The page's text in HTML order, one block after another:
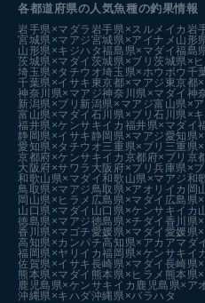
各都道府県の人気魚種の釣果情報
岩手県×マダラ 岩手県×スルメイカ 岩
宮城県×マアジ宮城県×アイナメ 山形
山形県×キジハタ福島県×マダイ福島
茨城県×マダイ 茨城県×ブリ茨城県×
埼玉県×タチウオ埼玉県×ホウボウ 千
千葉県×イサキ 東京都×マアジ 東京都
神奈川県×マアジ神奈川県×マダイ 神
新潟県×ブリ 新潟県×マアジ富山県×
富山県×マダイ 石川県×ブリ石川県×
福井県×ケンサキイカ 福井県×マダイ
静岡県×イサキ静岡県×マアジ愛知県
愛知県×タチウオ三重県×ブリ 三重県
京都府×ケンサキイカ 京都府×ブリ 京
大阪府×サワラ 大阪府×ブリ兵庫県×
和歌山県×マダイ和歌山県×マアジ和
鳥取県×マアジ 鳥取県×アオリイカ 岡
岡山県×ヒラメ 広島県×マダイ 広島県
山口県×マダイ 山口県×ケンサキイカ
徳島県×マアジ徳島県×チダイ 香川県
香川県×マゴチ愛媛県×マダイ 愛媛県
高知県×カンパチ高知県×アカアマダ
福岡県×ヤリイカ福岡県×ケンサキイ
佐賀県×イサキ長崎県×マダイ 長崎県
熊本県×マダイ 熊本県×ヒラメ 熊本県
鹿児島県×ケンサキイカ 鹿児島県×ア
沖縄県×キハダ沖縄県×バラハタ